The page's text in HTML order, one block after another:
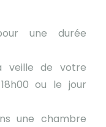
une durée
veille de votre
ou le jour
une chambre